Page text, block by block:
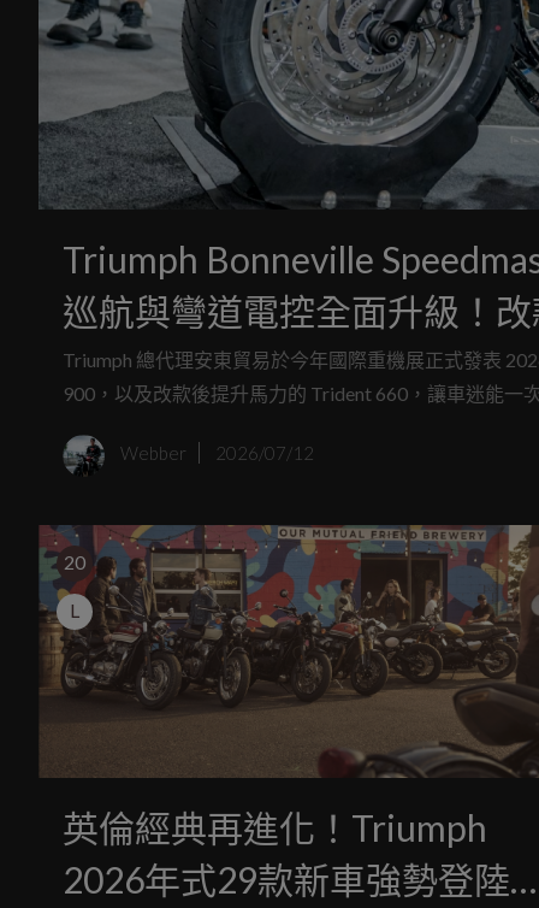
Triumph Bonneville
巡航與彎道電控全面升級！
賞
Triumph 總代理安東貿易於今年國際重機展正式發表
900，以及改款後提升馬力的 Trident 660，讓車迷能一
Webber 2026/07/12
20
L
英倫經典再進化！Triumph
2026年式29款新車強勢登陸